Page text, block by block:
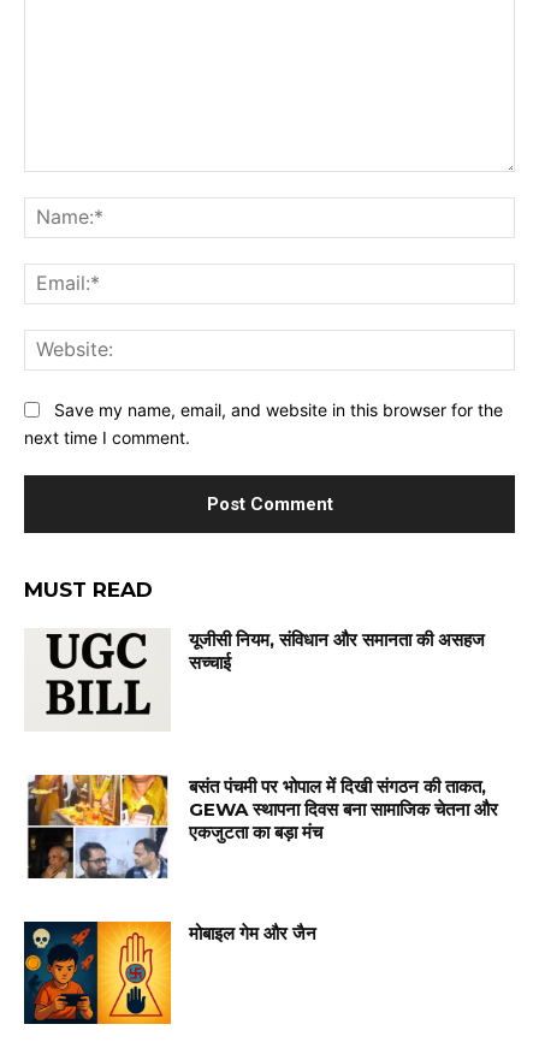
Save my name, email, and website in this browser for the
next time I comment.
MUST READ
यूजीसी नियम, संविधान और समानता की असहज
सच्चाई
बसंत पंचमी पर भोपाल में दिखी संगठन की ताकत,
GEWA स्थापना दिवस बना सामाजिक चेतना और
एकजुटता का बड़ा मंच
मोबाइल गेम और जैन